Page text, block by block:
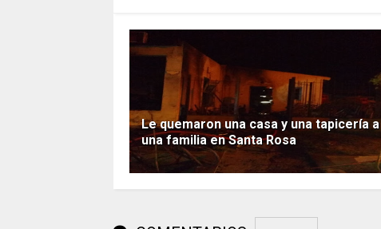
Le quemaron una casa y una tapicería a
una familia en Santa Rosa